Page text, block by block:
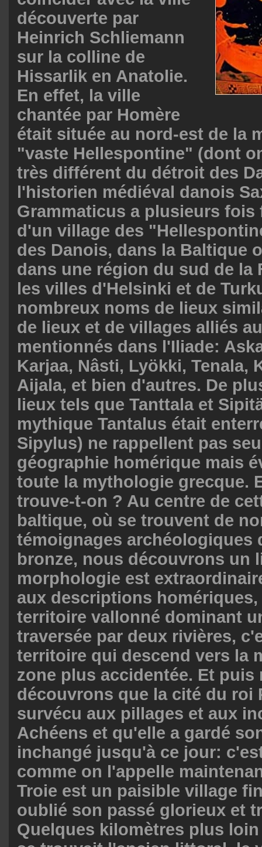
découverte par
Heinrich Schliemann
sur la colline de
Hissarlik en Anatolie.
En effet, la ville
chantée par Homère
était située au nord-est de la
"vaste Hellespontine" (dont
très différent du détroit des
l'historien médiéval danois
Grammaticus a plusieurs fois
d'un village des
des Danois, dans la Baltique
dans une région du sud de la
les villes d'Helsinki et de
nombreux noms de lieux
de lieux et de villages alliés
mentionnés dans l'Iliade:
Karjaa, Nâsti, Lyökki, Tenala,
Aijala, et bien d'autres. De
lieux tels que Tanttala et
mythique Tantalus était
Sipylus) ne rappellent pas
géographie homérique mais
toute la mythologie grecque.
trouve-t-on ? Au centre de
baltique, où se trouvent de
témoignages archéologiques
bronze, nous découvrons un
morphologie est
aux descriptions
territoire vallonné dominant
traversée par deux rivières,
territoire qui descend vers la
zone plus accidentée. Et puis
découvrons que la cité du roi
survécu aux pillages et aux
Achéens et qu'elle a gardé
inchangé jusqu'à ce jour:
comme on l'appelle
Troie est un paisible village
oublié son passé glorieux et
Quelques kilomètres plus loin